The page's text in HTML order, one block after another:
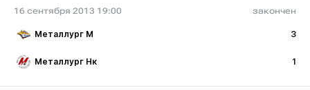
16 сентября 2013 19:00 закончен
Металлург М 3
Металлург Нк 1